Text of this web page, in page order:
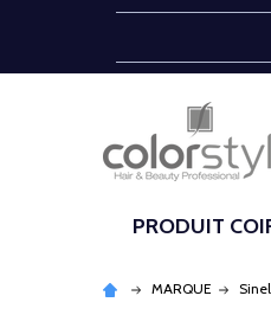
PRODUIT
MARQUE